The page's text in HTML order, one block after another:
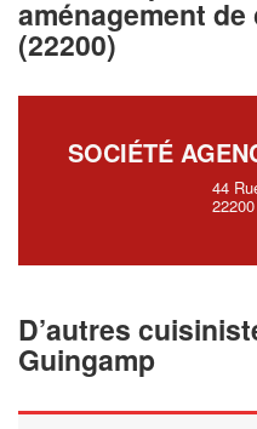
aménagement
(22200)
SOCIÉTÉ
44
D’autres
Guingamp
vos